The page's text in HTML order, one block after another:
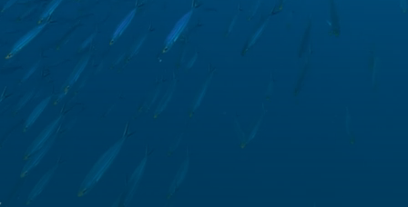
DNCA FINANCE conseille à toute personne
intéressée de s'assurer préalablement qu'elle
est juridiquement autorisée à souscrire des
site. Aucun des produits ou services présentés
juridiquement autorisé à se connecter au